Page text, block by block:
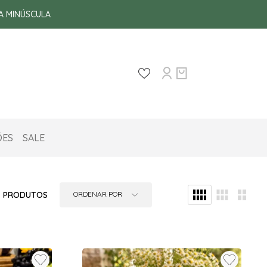
MINÚSCULA
MINÚSCULA
SALE
PRODUTOS ORDENAR POR